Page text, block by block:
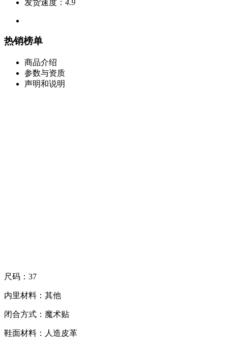
发货速度： 4.9
热销榜单
商品介绍
参数与资质
声明和说明
尺码：37
内里材料：其他
闭合方式：魔术贴
鞋面材料：人造皮革